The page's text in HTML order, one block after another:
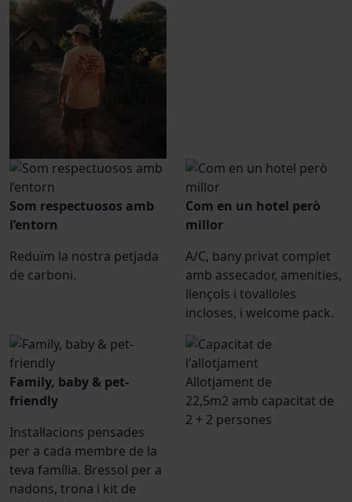
Som respectuosos amb
l’entorn
Reduïm la nostra petjada
de carboni.
Com en un hotel però
millor
A/C, bany privat complet
amb assecador, amenities,
llençols i tovalloles
incloses, i welcome pack.
Family, baby & pet-
friendly
Instal·lacions pensades
per a cada membre de la
teva família. Bressol per a
nadons, trona i kit de
Allotjament de
22,5m2 amb capacitat de
2 + 2 persones